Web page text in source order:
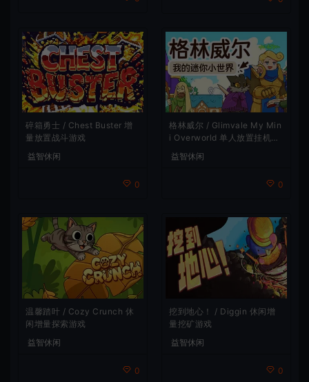
碎箱勇士 / Chest Buster 增
量放置战斗游戏
益智休闲
0
格林威尔 / Glimvale My Min
i Overworld 单人放置挂机城
市建造游戏
益智休闲
0
温馨踏叶 / Cozy Crunch 休
闲增量探索游戏
益智休闲
0
挖到地心！ / Diggin 休闲增
量挖矿游戏
益智休闲
0